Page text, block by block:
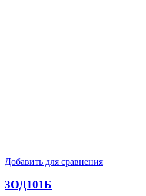
Добавить для сравнения
3ОД101Б